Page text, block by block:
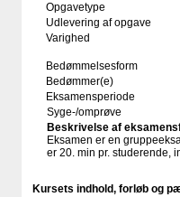
Opgavetype
Udlevering af opgave
Varighed
Bedømmelsesform
Bedømmer(e)
Eksamensperiode
Syge-/omprøve
Beskrivelse af
Eksamen er en
er 20. min pr. studerende,
Kursets indhold, forløb og